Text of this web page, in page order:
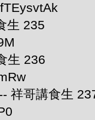
生 235
生 236
祥哥講食生